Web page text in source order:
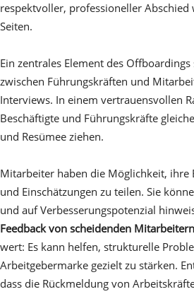
respektvoller, professioneller Abschied
Seiten.
Ein zentrales Element des Offboardings
zwischen Führungskräften und
Interviews. In einem vertrauensvollen
Beschäftigte und Führungskräfte
und Resümee ziehen.
Mitarbeiter haben die Möglichkeit, ihre
und Einschätzungen zu teilen. Sie
und auf Verbesserungspotenzial
Feedback von scheidenden Mitarbeitern
wert: Es kann helfen, strukturelle
Arbeitgebermarke gezielt zu stärken.
dass die Rückmeldung von